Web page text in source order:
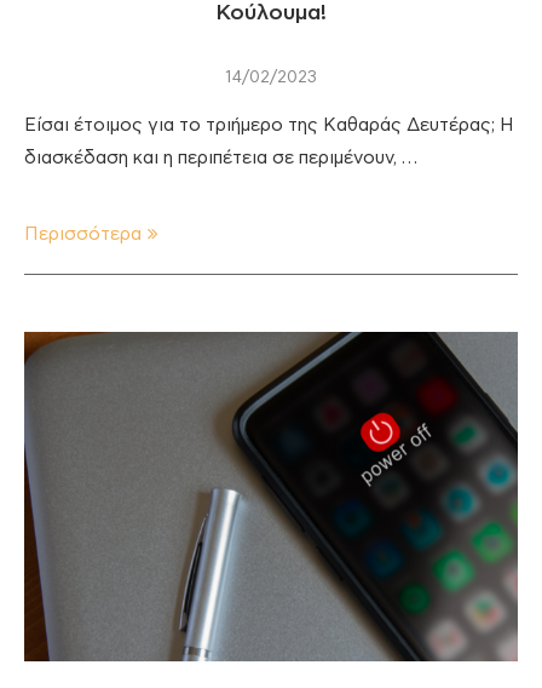
Κούλουμα!
14/02/2023
Είσαι έτοιμος για το τριήμερο της Καθαράς Δευτέρας; Η
διασκέδαση και η περιπέτεια σε περιμένουν, …
Περισσότερα